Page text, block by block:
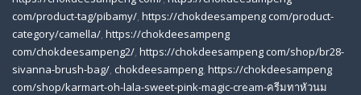
com/product-tag/pibamy/, https://chokdeesampeng com/product-
category/camella/, https://chokdeesampeng
com/chokdeesampeng2/, https://chokdeesampeng com/shop/br28-
sivanna-brush-bag/, chokdeesampeng, https://chokdeesampeng
com/shop/karmart-oh-lala-sweet-pink-magic-cream-ครีมทาหัวนม